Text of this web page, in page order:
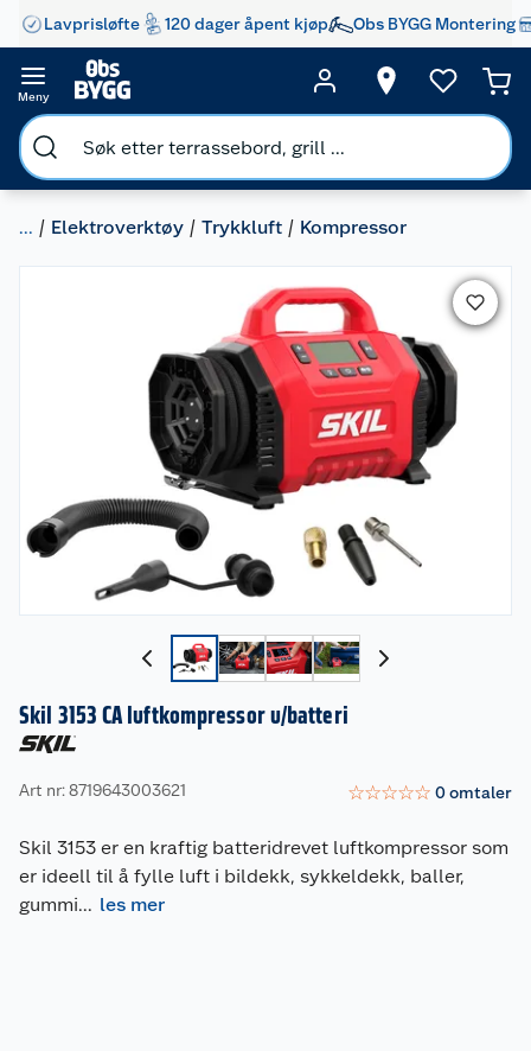
Lavprisløfte 120 dager åpent kjøp Obs BYGG Montering
Meny
... Elektroverktøy Trykkluft Kompressor
Skil 3153 CA luftkompressor u/batteri
Art nr: 8719643003621 ☆☆☆☆☆ 0omtaler
Skil 3153 er en kraftig batteridrevet luftkompressor som
er ideell til å fylle luft i bildekk, sykkeldekk, baller,
gummi... les mer